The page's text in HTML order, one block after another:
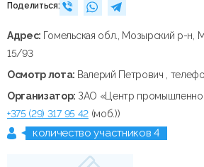
Поделиться:
Адрес: Гомельская обл., Мозырский р-н,
15/93
Осмотр лота: Валерий Петрович ,
Организатор: ЗАО «Центр
+375 (29) 317 95 42(моб.))
количество участников 4